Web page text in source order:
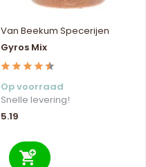
Van Beekum Specerijen
Gyros Mix
Op voorraad
Snelle levering!
5.19